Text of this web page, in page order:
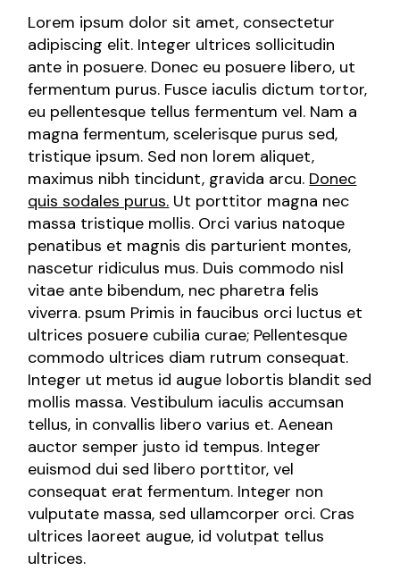
Lorem ipsum dolor sit amet, consectetur
adipiscing elit. Integer ultrices sollicitudin
ante in posuere. Donec eu posuere libero, ut
fermentum purus. Fusce iaculis dictum tortor,
eu pellentesque tellus fermentum vel. Nam a
magna fermentum, scelerisque purus sed,
tristique ipsum. Sed non lorem aliquet,
maximus nibh tincidunt, gravida arcu. Donec
quis sodales purus. Ut porttitor magna nec
massa tristique mollis. Orci varius natoque
penatibus et magnis dis parturient montes,
nascetur ridiculus mus. Duis commodo nisl
vitae ante bibendum, nec pharetra felis
viverra. psum Primis in faucibus orci luctus et
ultrices posuere cubilia curae; Pellentesque
commodo ultrices diam rutrum consequat.
Integer ut metus id augue lobortis blandit sed
mollis massa. Vestibulum iaculis accumsan
tellus, in convallis libero varius et. Aenean
auctor semper justo id tempus. Integer
euismod dui sed libero porttitor, vel
consequat erat fermentum. Integer non
vulputate massa, sed ullamcorper orci. Cras
ultrices laoreet augue, id volutpat tellus
ultrices.